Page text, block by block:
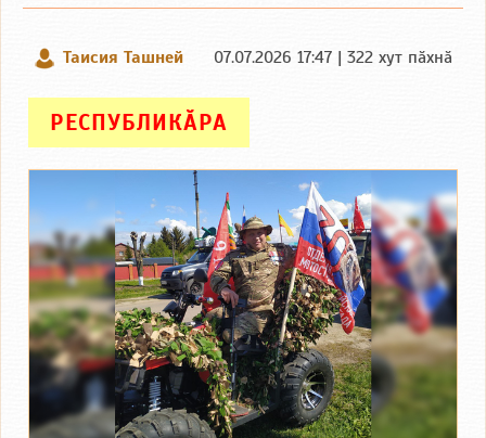
Таисия Ташней 07.07.2026 17:47 | 322 хут пӑхнӑ
РЕСПУБЛИКӐРА